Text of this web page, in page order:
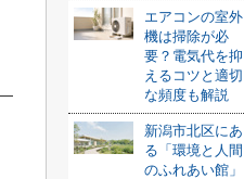
エアコンの室外
機は掃除が必
要？電気代を抑
えるコツと適切
な頻度も解説
新潟市北区にあ
る「環境と人間
のふれあい館」